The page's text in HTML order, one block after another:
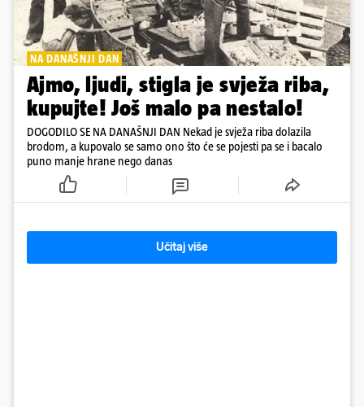
NA DANAŠNJI DAN
Ajmo, ljudi, stigla je svježa riba,
kupujte! Još malo pa nestalo!
DOGODILO SE NA DANAŠNJI DAN Nekad je svježa riba dolazila
brodom, a kupovalo se samo ono što će se pojesti pa se i bacalo
puno manje hrane nego danas
Učitaj više